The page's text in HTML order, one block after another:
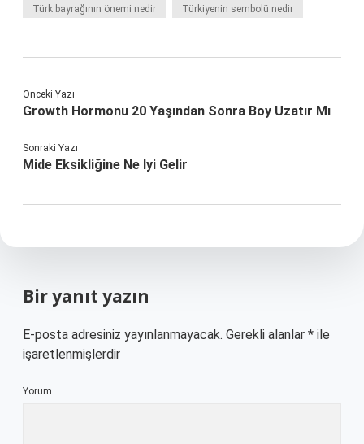
Türk bayrağının önemi nedir Türkiyenin sembolü nedir
Önceki Yazı
Growth Hormonu 20 Yaşından Sonra Boy Uzatır Mı
Sonraki Yazı
Mide Eksikliğine Ne Iyi Gelir
Bir yanıt yazın
E-posta adresiniz yayınlanmayacak. Gerekli alanlar * ile
işaretlenmişlerdir
Yorum